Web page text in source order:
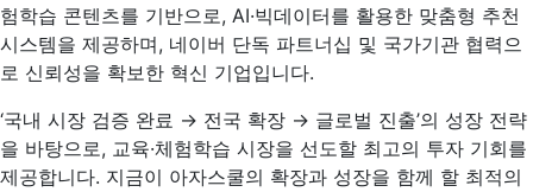
험학습 콘텐츠를 기반으로, AI·빅데이터를 활용한 맞춤형 추천
시스템을 제공하며, 네이버 단독 파트너십 및 국가기관 협력으
로 신뢰성을 확보한 혁신 기업입니다.
‘국내 시장 검증 완료 → 전국 확장 → 글로벌 진출’의 성장 전략
을 바탕으로, 교육·체험학습 시장을 선도할 최고의 투자 기회를
제공합니다. 지금이 아자스쿨의 확장과 성장을 함께 할 최적의